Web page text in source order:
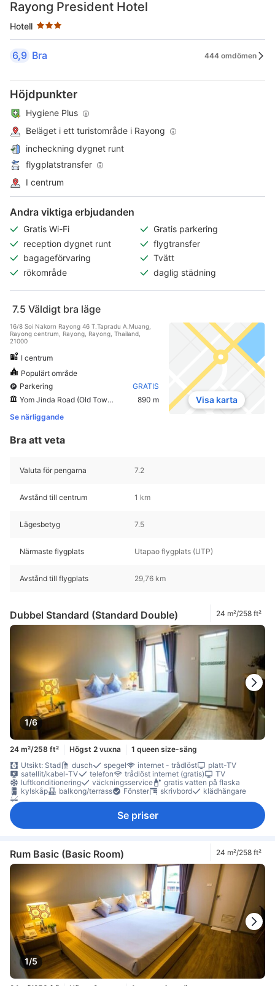
Rayong President Hotel
Hotell
6,9 Bra 444 omdömen
Höjdpunkter
Hygiene Plus
Beläget i ett turistområde i Rayong
incheckning dygnet runt
flygplatstransfer
I centrum
Andra viktiga erbjudanden
Gratis Wi-Fi
Gratis parkering
reception dygnet runt
flygtransfer
bagageförvaring
Tvätt
rökområde
daglig städning
7.5 Väldigt bra läge
16/8 Soi Nakorn Rayong 46 T.Tapradu A.Muang,
Rayong centrum, Rayong, Rayong, Thailand,
21000
I centrum
Populärt område
Parkering
GRATIS
Yom Jinda Road (Old Town Rayong)
890 m
Se närliggande
Visa karta
Bra att veta
Valuta för pengarna 7.2
Avstånd till centrum 1 km
Lägesbetyg 7.5
Närmaste flygplats Utapao flygplats (UTP)
Avstånd till flygplats 29,76 km
Dubbel Standard (Standard Double) 24 m²/258 ft²
1/6
24 m²/258 ft² Högst 2 vuxna
1 queen size-säng
Utsikt: Stad
dusch spegel internet - trådlöst
platt-TV
satellit/kabel-TV
telefon trådlöst internet (gratis)
TV
luftkonditionering
väckningsservice
gratis vatten på flaska
kylskåp
balkong/terrass Fönster skrivbord
klädhängare
Se priser
Rum Basic (Basic Room) 24 m²/258 ft²
1/5